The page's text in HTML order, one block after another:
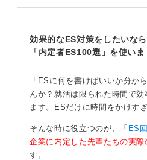
面接官が「会ってみたい」と興
に、思いをまとめましょう。
ギリギリの提出になった理由
ルすることも可能
くこともありません。
どうしても納得のいくものに仕
効果的なES対策をしたいなら
「内定者ES100選」を使いま
「ESに何を書けばいいか分か
んか？就活は限られた時間で
ます。ESだけに時間をかけす
そんな時に役立つのが、「 ES
企業に内定した先輩たちの実際
す。